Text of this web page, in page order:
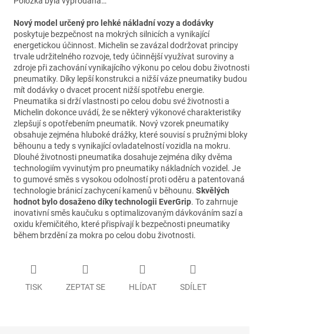
Nový model určený pro lehké nákladní vozy a dodávky
poskytuje bezpečnost na mokrých silnicích a vynikající
energetickou účinnost. Michelin se zavázal dodržovat principy
trvale udržitelného rozvoje, tedy účinnější využívat suroviny a
zdroje při zachování vynikajícího výkonu po celou dobu životnosti
pneumatiky. Díky lepší konstrukci a nižší váze pneumatiky budou
mít dodávky o dvacet procent nižší spotřebu energie.
Pneumatika si drží vlastnosti po celou dobu své životnosti a
Michelin dokonce uvádí, že se některý výkonové charakteristiky
zlepšují s opotřebením pneumatik. Nový vzorek pneumatiky
obsahuje zejména hluboké drážky, které souvisí s pružnými bloky
běhounu a tedy s vynikající ovladatelností vozidla na mokru.
Dlouhé životnosti pneumatika dosahuje zejména díky dvěma
technologiím vyvinutým pro pneumatiky nákladních vozidel. Je
to gumové směs s vysokou odolností proti oděru a patentovaná
technologie bránicí zachycení kamenů v běhounu. Skvělých
hodnot bylo dosaženo díky technologii EverGrip. To zahrnuje
inovativní směs kaučuku s optimalizovaným dávkováním sazí a
oxidu křemičitého, které přispívají k bezpečnosti pneumatiky
během brzdění za mokra po celou dobu životnosti.
TISK ZEPTAT SE HLÍDAT SDÍLET